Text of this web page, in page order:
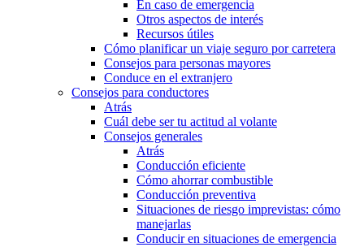
En caso de emergencia
Otros aspectos de interés
Recursos útiles
Cómo planificar un viaje seguro por carretera
Consejos para personas mayores
Conduce en el extranjero
Consejos para conductores
Atrás
Cuál debe ser tu actitud al volante
Consejos generales
Atrás
Conducción eficiente
Cómo ahorrar combustible
Conducción preventiva
Situaciones de riesgo imprevistas: cómo
manejarlas
Conducir en situaciones de emergencia